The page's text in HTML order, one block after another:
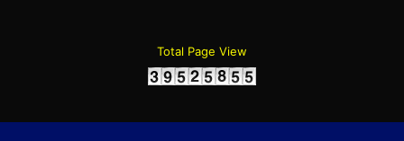
Total Page View